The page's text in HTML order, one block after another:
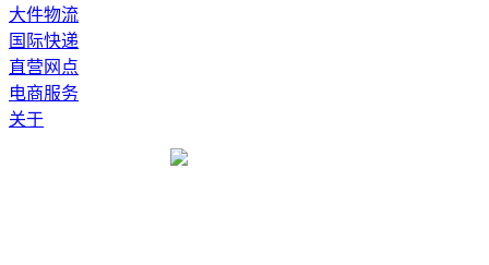
大件物流
国际快递
直营网点
电商服务
关于